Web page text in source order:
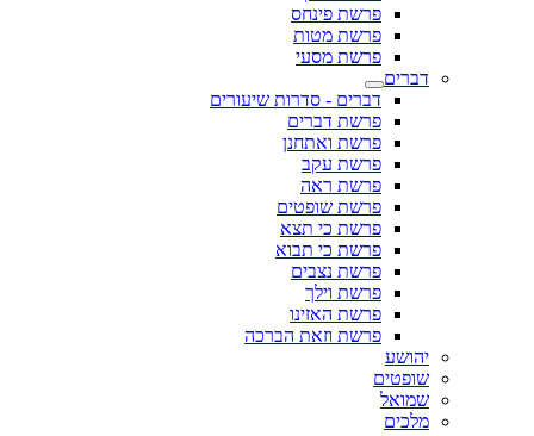
פרשת פינחס
פרשת מטות
פרשת מסעי
דברים
דברים - סדרות שיעורים
פרשת דברים
פרשת ואתחנן
פרשת עקב
פרשת ראה
פרשת שופטים
פרשת כי תצא
פרשת כי תבוא
פרשת נצבים
פרשת וילך
פרשת האזינו
פרשת וזאת הברכה
יהושע
שופטים
שמואל
מלכים